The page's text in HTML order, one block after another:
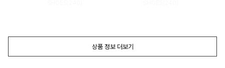
상품 정보 더보기